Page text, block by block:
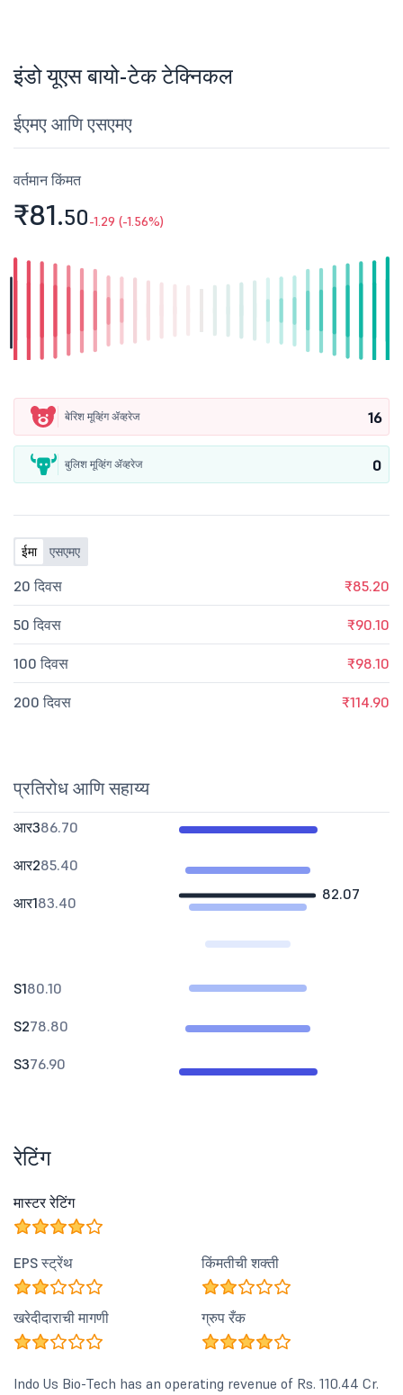
इंडो यूएस बायो-टेक टेक्निकल
ईएमए आणि एसएमए
वर्तमान किंमत
₹81.50-1.29 (-1.56%)
बेरिश मूव्हिंग ॲव्हरेज 16
बुलिश मूव्हिंग ॲव्हरेज 0
ईमा एसएमए
20 दिवस ₹85.20
50 दिवस ₹90.10
100 दिवस ₹98.10
200 दिवस ₹114.90
प्रतिरोध आणि सहाय्य
82.07
आर386.70
आर285.40
आर183.40
S180.10
S278.80
S376.90
रेटिंग
मास्टर रेटिंग
EPS स्ट्रेंथ किंमतीची शक्ती
खरेदीदाराची मागणी ग्रुप रँक
Indo Us Bio-Tech has an operating revenue of Rs. 110.44 Cr.